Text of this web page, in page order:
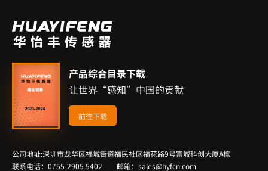
产品综合目录下载
让世界“感知”中国的贡献
前往下载
公司地址:深圳市龙华区福城街道福民社区福花路9号富城科创大厦A栋
联系电话：0755-2905 5402 邮箱：sales@hyfcn.com